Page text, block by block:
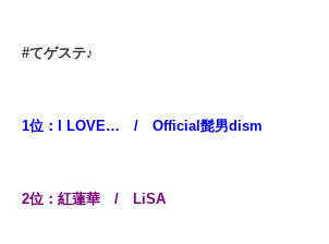
#てゲステ♪
1位：I LOVE… / Official髭男dism
2位：紅蓮華 / LiSA